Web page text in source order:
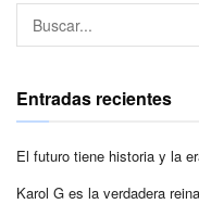
Entradas recientes
El futuro tiene historia y la
Karol G es la verdadera